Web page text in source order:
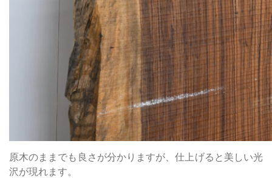
原木のままでも良さが分かりますが、仕上げると美しい光
沢が現れます。